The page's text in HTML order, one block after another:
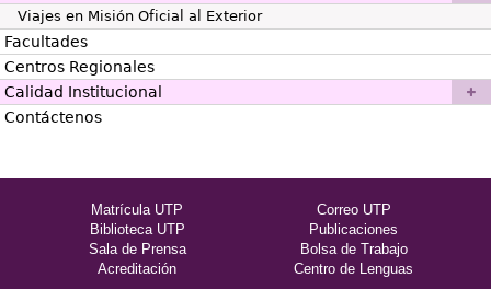
Viajes en Misión Oficial al Exterior
Facultades
Centros Regionales
Calidad Institucional
Contáctenos
Matrícula UTP
Correo UTP
Biblioteca UTP
Publicaciones
Sala de Prensa
Bolsa de Trabajo
Acreditación
Centro de Lenguas